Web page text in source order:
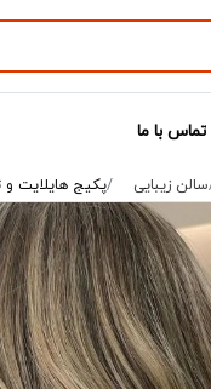
تماس با ما
سالن زیبایی پکیج هایلایت و